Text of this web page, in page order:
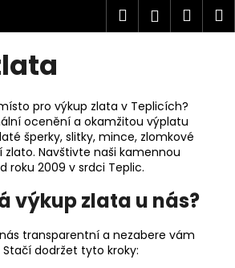
Hledat
pro výkup zlata v Teplicích?
ocenění a okamžitou výplatu
šperky, slitky, mince, zlomkové
zlato. Navštivte naši kamennou
roku 2009 v srdci Teplic.
výkup zlata u nás?
transparentní a nezabere vám
dodržet tyto kroky: